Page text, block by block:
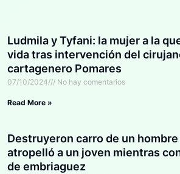
Ludmila y Tyfani: la mujer a la
vida tras intervención del
cartagenero Pomares
07/10/2024 No hay comentarios
Read More »
Destruyeron carro de un
atropelló a un joven mientras
de embriaguez